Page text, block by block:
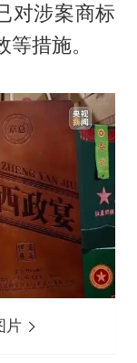
对涉案商标
措施。
片